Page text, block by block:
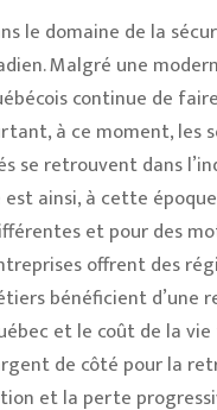
le domaine de la
Malgré une
continue de
à ce moment,
se retrouvent dans
ainsi, à cette
et pour des
offrent des
bénéficient d’une
et le coût de la
de côté pour la
et la perte